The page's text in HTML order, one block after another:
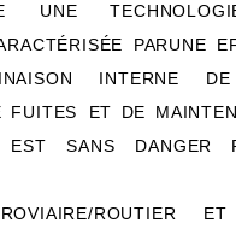
UNE
PARUNE
INTERNE DE
FUITES ET DE
EST SANS DANGER
ROUTIER
ET